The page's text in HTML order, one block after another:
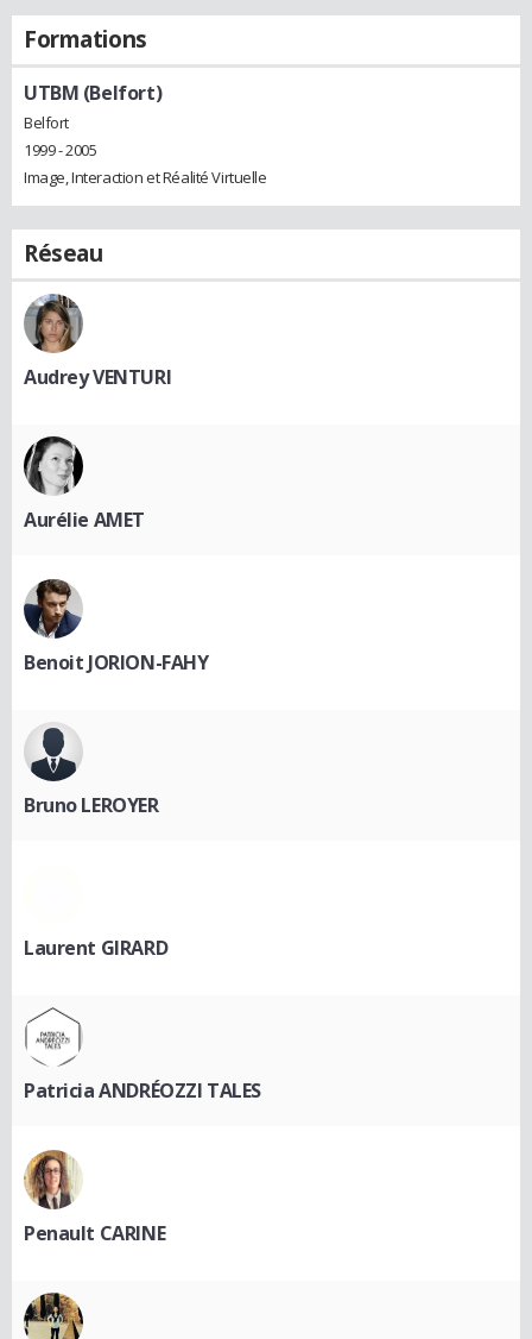
Formations
UTBM (Belfort)
Belfort
1999 - 2005
Image, Interaction et Réalité Virtuelle
Réseau
Audrey VENTURI
Aurélie AMET
Benoit JORION-FAHY
Bruno LEROYER
Laurent GIRARD
Patricia ANDRÉOZZI TALES
Penault CARINE